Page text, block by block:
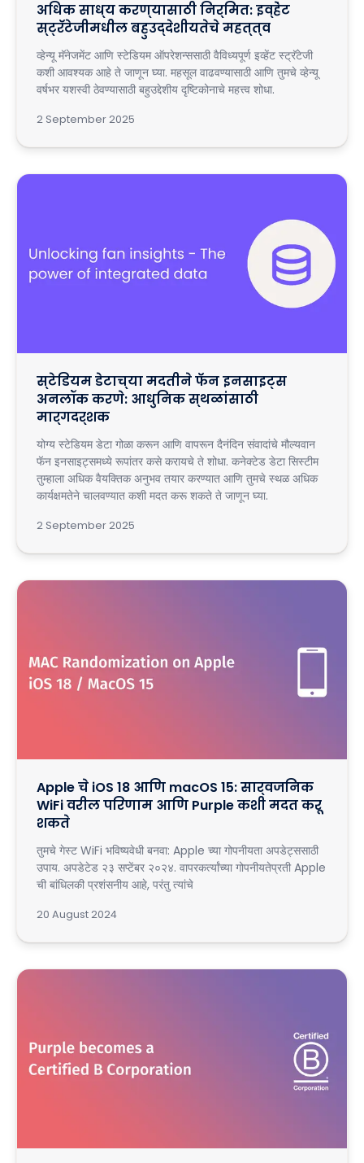
अधिक साध्य करण्यासाठी निर्मित: इव्हेंट
स्ट्रॅटेजीमधील बहुउद्देशीयतेचे महत्त्व
व्हेन्यू मॅनेजमेंट आणि स्टेडियम ऑपरेशन्ससाठी वैविध्यपूर्ण इव्हेंट स्ट्रॅटेजी
कशी आवश्यक आहे ते जाणून घ्या. महसूल वाढवण्यासाठी आणि तुमचे व्हेन्यू
वर्षभर यशस्वी ठेवण्यासाठी बहुउद्देशीय दृष्टिकोनाचे महत्त्व शोधा.
2 September 2025
स्टेडियम डेटाच्या मदतीने फॅन इनसाइट्स
अनलॉक करणे: आधुनिक स्थळांसाठी
मार्गदर्शक
योग्य स्टेडियम डेटा गोळा करून आणि वापरून दैनंदिन संवादांचे मौल्यवान
फॅन इनसाइट्समध्ये रूपांतर कसे करायचे ते शोधा. कनेक्टेड डेटा सिस्टीम
तुम्हाला अधिक वैयक्तिक अनुभव तयार करण्यात आणि तुमचे स्थळ अधिक
कार्यक्षमतेने चालवण्यात कशी मदत करू शकते ते जाणून घ्या.
2 September 2025
Apple चे iOS 18 आणि macOS 15: सार्वजनिक
WiFi वरील परिणाम आणि Purple कशी मदत करू
शकते
तुमचे गेस्ट WiFi भविष्यवेधी बनवा: Apple च्या गोपनीयता अपडेट्ससाठी
उपाय. अपडेटेड २३ सप्टेंबर २०२४. वापरकर्त्यांच्या गोपनीयतेप्रती Apple
ची बांधिलकी प्रशंसनीय आहे, परंतु त्यांचे
20 August 2024